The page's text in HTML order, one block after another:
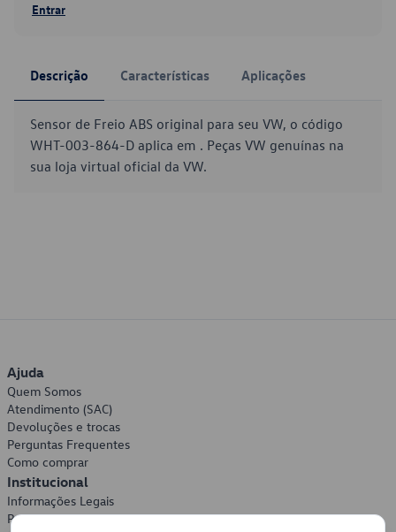
Entrar
Descrição Características Aplicações
Sensor de Freio ABS original para seu VW, o código
WHT-003-864-D aplica em . Peças VW genuínas na
sua loja virtual oficial da VW.
Ajuda
Quem Somos
Atendimento (SAC)
Devoluções e trocas
Perguntas Frequentes
Como comprar
Institucional
Informações Legais
Política de Privacidade